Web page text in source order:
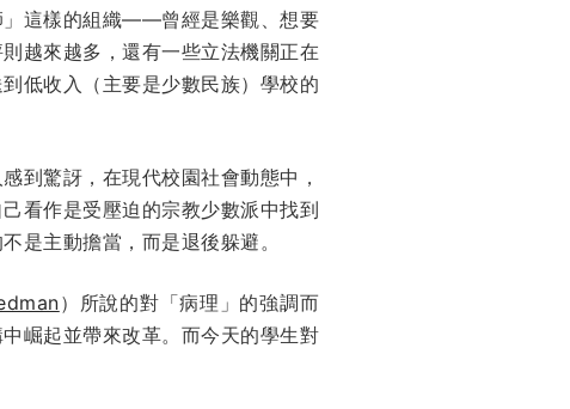
」這樣的組織——曾經是樂觀、想要
越來越多，還有一些立法機關正在
低收入（主要是少數民族）學校的
到驚訝，在現代校園社會動態中，
看作是受壓迫的宗教少數派中找到
是主動擔當，而是退後躲避。
）所說的對「病理」的強調而
崛起並帶來改革。而今天的學生對